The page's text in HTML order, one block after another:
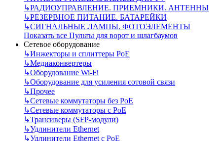
↳РАДИОУПРАВЛЕНИЕ. ПРИЕМНИКИ. АНТЕННЫ
↳РЕЗЕРВНОЕ ПИТАНИЕ. БАТАРЕЙКИ
↳СИГНАЛЬНЫЕ ЛАМПЫ. ФОТОЭЛЕМЕНТЫ
Показать все Пульты для ворот и шлагбаумов
Сетевое оборудование
↳Инжекторы и сплиттеры РоЕ
↳Медиаконвертеры
↳Оборудование Wi-Fi
↳Оборудование для усиления сотовой связи
↳Прочее
↳Сетевые коммутаторы без РоЕ
↳Сетевые коммутаторы с РоЕ
↳Трансиверы (SFP-модули)
↳Удлинители Ethernet
↳Удлинители Ethernet с PoE